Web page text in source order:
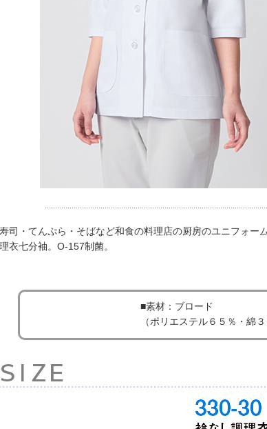
寿司・てんぷら・そばなど和食の料理店の厨房のユニフォー
理衣七分袖。O-157制菌。
■素材：ブロード
（ポリエステル６５％・綿３